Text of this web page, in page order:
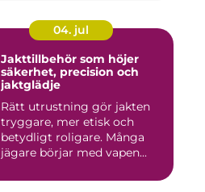
04. jul
Jakttillbehör som höjer
säkerhet, precision och
jaktglädje
Rätt utrustning gör jakten
tryggare, mer etisk och
betydligt roligare. Många
jägare börjar med vapen...